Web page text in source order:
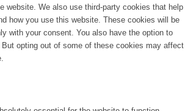
website. We also use third-party cookies that help
how you use this website. These cookies will be
with your consent. You also have the option to
opting out of some of these cookies may affect